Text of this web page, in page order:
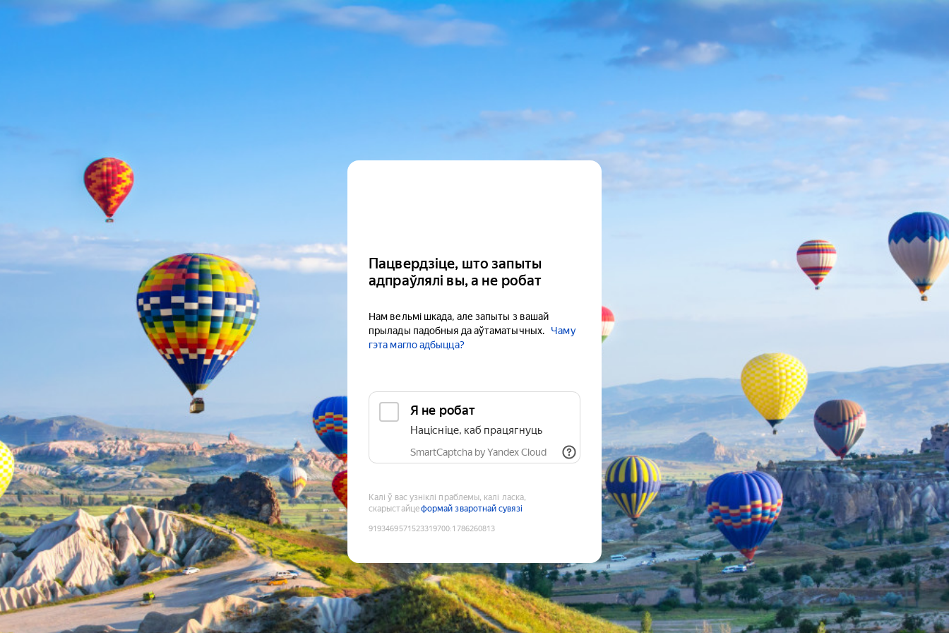
Пацвердзіце, што запыты
адпраўлялі вы, а не робат
Нам вельмі шкада, але запыты з вашай
прылады падобныя да аўтаматычных.
Чаму
гэта магло адбыцца?
Я не робат
Націсніце, каб працягнуць
SmartCaptcha by Yandex Cloud
Калі ў вас узніклі праблемы, калі ласка,
скарыстайцеформай зваротнай сувязі
9193469571523319700:1786260813